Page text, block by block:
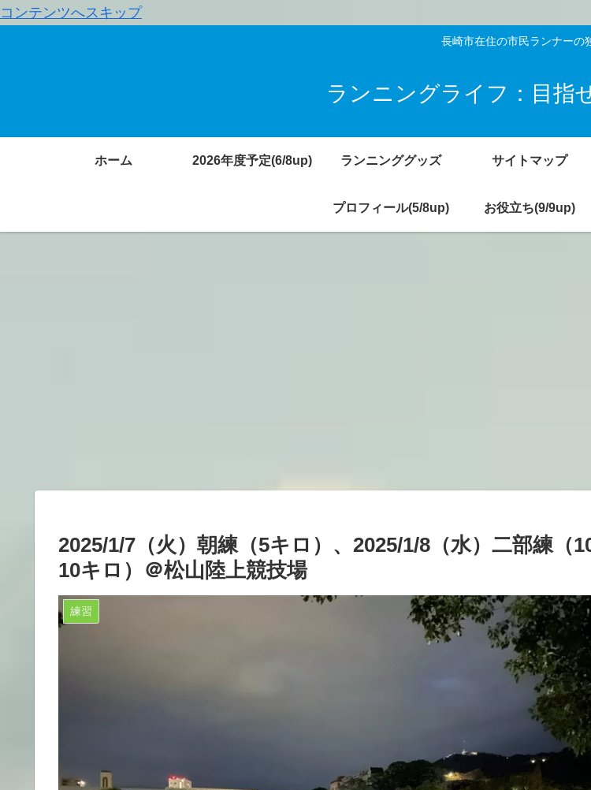
コンテンツへスキップ
長崎市在住の市民ランナーの
ランニングライフ：目指
ホーム 2026年度予定(6/8up) ランニンググッズ サイトマップ
プロフィール(5/8up) お役立ち(9/9up)
2025/1/7（火）朝練（5キロ）、2025/1/8（水）二部練（
10キロ）＠松山陸上競技場
練習